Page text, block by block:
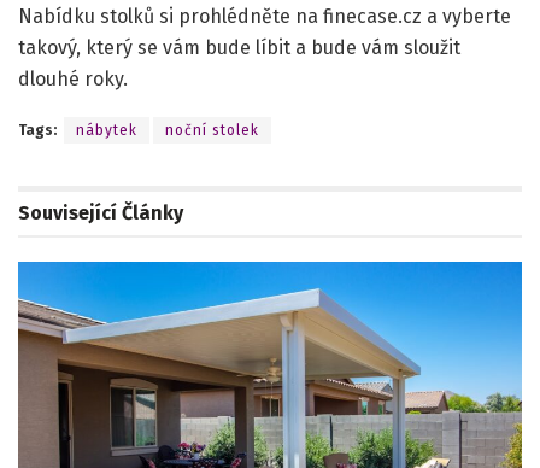
Nabídku stolků si prohlédněte na finecase.cz a vyberte
takový, který se vám bude líbit a bude vám sloužit
dlouhé roky.
Tags: nábytek noční stolek
Související Články